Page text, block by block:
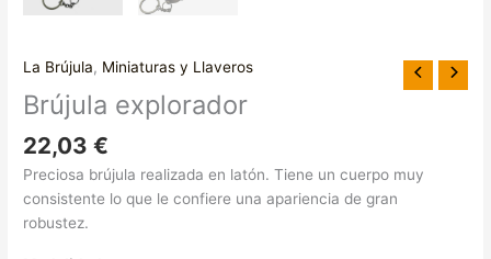
La Brújula, Miniaturas y Llaveros
Brújula explorador
22,03€
Preciosa brújula realizada en latón. Tiene un cuerpo muy
consistente lo que le confiere una apariencia de gran
robustez.